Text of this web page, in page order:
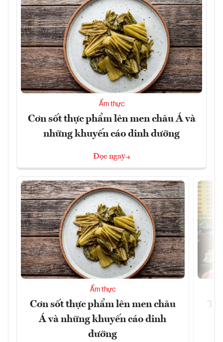
Ẩm thực
Cơn sốt thực phẩm lên men châu Á và
những khuyến cáo dinh dưỡng
Đọc ngay
Ẩm thực
Cơn sốt thực phẩm lên men châu
Á và những khuyến cáo dinh
dưỡng